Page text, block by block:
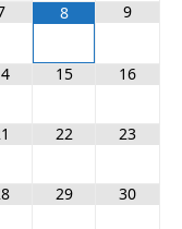
8 9
15 16
22 23
29 30